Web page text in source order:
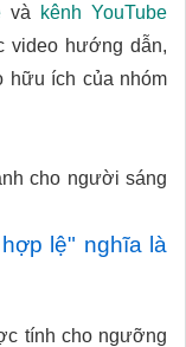
và
kênh YouTube
video hướng dẫn,
hữu ích của nhóm
cho người sáng
lệ" nghĩa là
tính cho ngưỡng